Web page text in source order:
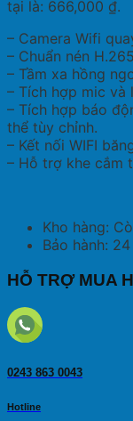
tại là: 666,000 ₫.
– Camera Wifi
– Chuẩn nén
– Tầm xa hồng
– Tích hợp mic và
– Tích hợp báo
thể tùy chỉnh.
– Kết nối WIFI
– Hỗ trợ khe cắm
Kho hàng:
Bảo hành:
HỖ TRỢ MUA
0243 863 0043
Hotline